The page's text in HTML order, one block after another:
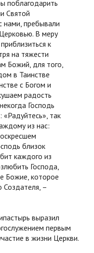
поблагодарить
Святой
нами, пребывали
В меру
к
на тяжести
Божий, для того,
в Таинстве
с Богом и
радость
Господь
так
из нас:
близок
каждого из
Господа,
Божие, которое
Создателя, –
выразил
первым
в жизни Церкви.